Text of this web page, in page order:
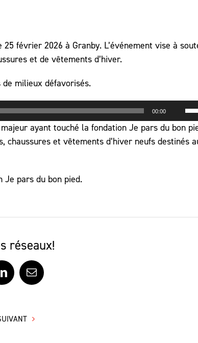
février 2026 à Granby. L’événement vise à
et de vêtements d’hiver.
milieux défavorisés.
00:00
les
le
ayant touché la fondation Je pars du bon
et vêtements d’hiver neufs destinés
Je pars du bon pied.
réseaux!
LinkedInCourriel